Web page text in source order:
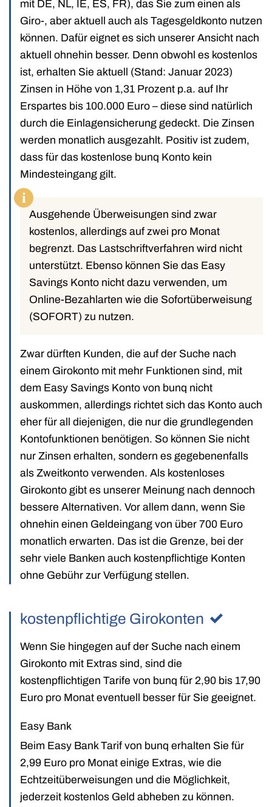
mit DE, NL, IE, ES, FR), das Sie zum einen als
Giro-, aber aktuell auch als Tagesgeldkonto nutzen
können. Dafür eignet es sich unserer Ansicht nach
aktuell ohnehin besser. Denn obwohl es kostenlos
ist, erhalten Sie aktuell (Stand: Januar 2023)
Zinsen in Höhe von 1,31 Prozent p.a. auf Ihr
Erspartes bis 100.000 Euro – diese sind natürlich
durch die Einlagensicherung gedeckt. Die Zinsen
werden monatlich ausgezahlt. Positiv ist zudem,
dass für das kostenlose bunq Konto kein
Mindesteingang gilt.
i
Ausgehende Überweisungen sind zwar
kostenlos, allerdings auf zwei pro Monat
begrenzt. Das Lastschriftverfahren wird nicht
unterstützt. Ebenso können Sie das Easy
Savings Konto nicht dazu verwenden, um
Online-Bezahlarten wie die Sofortüberweisung
(SOFORT) zu nutzen.
Zwar dürften Kunden, die auf der Suche nach
einem Girokonto mit mehr Funktionen sind, mit
dem Easy Savings Konto von bunq nicht
auskommen, allerdings richtet sich das Konto auch
eher für all diejenigen, die nur die grundlegenden
Kontofunktionen benötigen. So können Sie nicht
nur Zinsen erhalten, sondern es gegebenenfalls
als Zweitkonto verwenden. Als kostenloses
Girokonto gibt es unserer Meinung nach dennoch
bessere Alternativen. Vor allem dann, wenn Sie
ohnehin einen Geldeingang von über 700 Euro
monatlich erwarten. Das ist die Grenze, bei der
sehr viele Banken auch kostenpflichtige Konten
ohne Gebühr zur Verfügung stellen.
kostenpflichtige Girokonten
Wenn Sie hingegen auf der Suche nach einem
Girokonto mit Extras sind, sind die
kostenpflichtigen Tarife von bunq für 2,90 bis 17,90
Euro pro Monat eventuell besser für Sie geeignet.
Easy Bank
Beim Easy Bank Tarif von bunq erhalten Sie für
2,99 Euro pro Monat einige Extras, wie die
Echtzeitüberweisungen und die Möglichkeit,
jederzeit kostenlos Geld abheben zu können.